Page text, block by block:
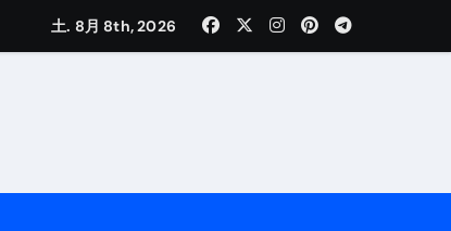
土. 8月 8th, 2026